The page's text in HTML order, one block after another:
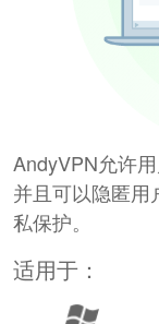
AndyVPN允许
并且可以隐匿用
私保护。
适用于：